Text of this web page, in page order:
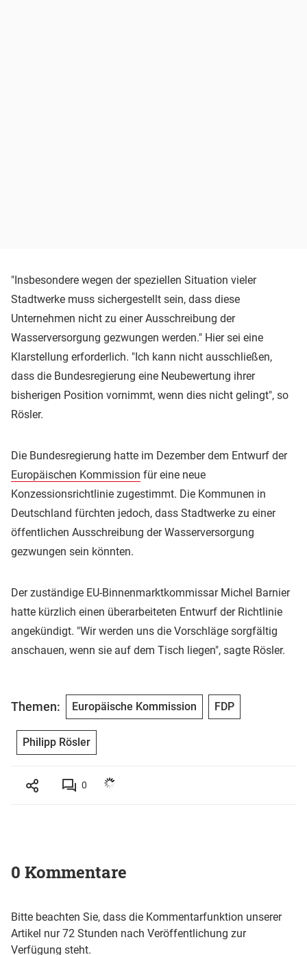
"Insbesondere wegen der speziellen Situation vieler
Stadtwerke muss sichergestellt sein, dass diese
Unternehmen nicht zu einer Ausschreibung der
Wasserversorgung gezwungen werden." Hier sei eine
Klarstellung erforderlich. "Ich kann nicht ausschließen,
dass die Bundesregierung eine Neubewertung ihrer
bisherigen Position vornimmt, wenn dies nicht gelingt", so
Rösler.
Die Bundesregierung hatte im Dezember dem Entwurf der
Europäischen Kommission für eine neue
Konzessionsrichtlinie zugestimmt. Die Kommunen in
Deutschland fürchten jedoch, dass Stadtwerke zu einer
öffentlichen Ausschreibung der Wasserversorgung
gezwungen sein könnten.
Der zuständige EU-Binnenmarktkommissar Michel Barnier
hatte kürzlich einen überarbeiteten Entwurf der Richtlinie
angekündigt. "Wir werden uns die Vorschläge sorgfältig
anschauen, wenn sie auf dem Tisch liegen", sagte Rösler.
Themen: Europäische Kommission FDP
Philipp Rösler
0
0 Kommentare
Bitte beachten Sie, dass die Kommentarfunktion unserer
Artikel nur 72 Stunden nach Veröffentlichung zur
Verfügung steht.